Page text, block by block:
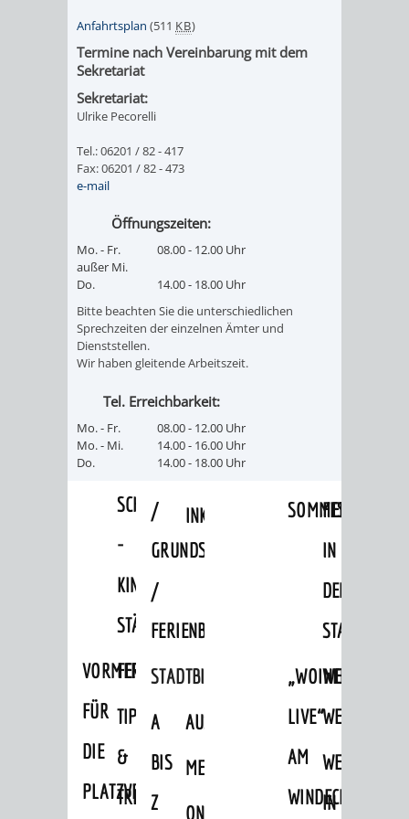
/
BILDUNG
KINDERBETREUUNG
KINDERTAGESPFLEGE
KINDERKRIPPEN
KINDERTAGESSTÄTTEN
PROJEKT
"KINDER
SCHÜTZEN
-
KINDER
STÄRKEN"
VORMERKVERFAHREN
FÜR
DIE
PLATZVERGABE
FERIENANGEBOTE
TIPPS
&
TREFFS
SCHULEN
SCHULFERIEN
SCHÜLERBEFÖRDERUNG
HORTE
/
GRUNDSCHULBETREUUNG
/
FERIENBETREUUNG
SCHULSOZIALARBEIT
INKLUSION
STADTBIBLIOTHEK
A
BIS
Z
AUSLEIHE
MEDIENANGEBOTE
ONLINE-
VERANSTALTUNGSKALENDER
SOMMERTAGSZUG
FESTE
IN
DEN
STADTTEILEN
„WOINEM
LIVE“
AM
WINDECKPLATZ
WEINHEIMER
IN
Anfahrtsplan (511 KB)
Termine nach Vereinbarung mit dem
Sekretariat
Sekretariat:
Ulrike Pecorelli
Tel.: 06201 / 82 - 417
Fax: 06201 / 82 - 473
e-mail
Öffnungszeiten:
Mo. - Fr.
außer Mi.
08.00 - 12.00 Uhr
Do.
14.00 - 18.00 Uhr
Bitte beachten Sie die unterschiedlichen
Sprechzeiten der einzelnen Ämter und
Dienststellen.
Wir haben gleitende Arbeitszeit.
Tel. Erreichbarkeit:
Mo. - Fr.
08.00 - 12.00 Uhr
Mo. - Mi.
14.00 - 16.00 Uhr
Do.
14.00 - 18.00 Uhr